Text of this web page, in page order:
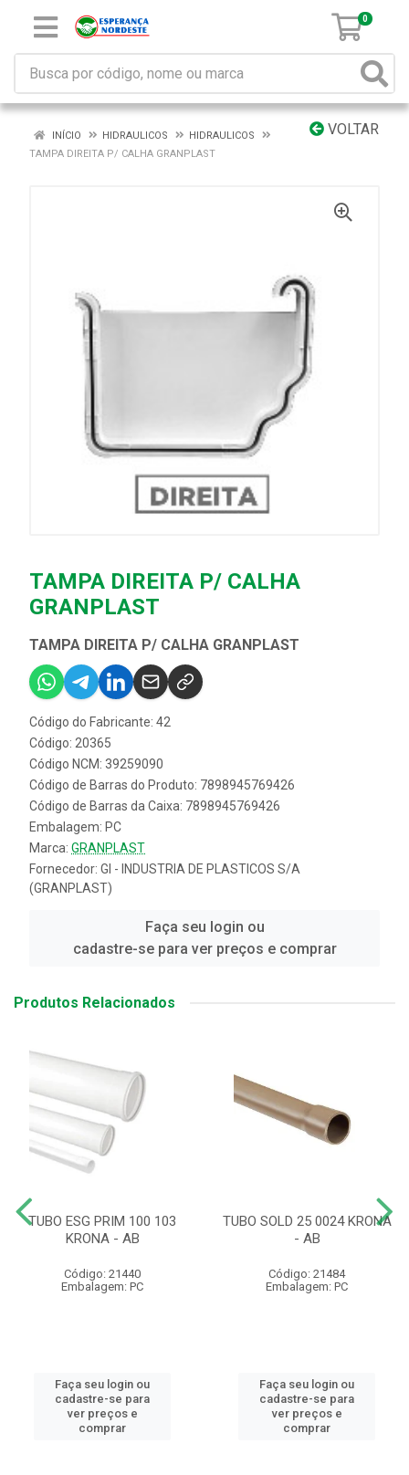
0
VOLTAR
INÍCIO HIDRAULICOS
HIDRAULICOS
TAMPA DIREITA P/ CALHA GRANPLAST
TAMPA DIREITA P/ CALHA
GRANPLAST
TAMPA DIREITA P/ CALHA GRANPLAST
Código do Fabricante: 42
Código: 20365
Código NCM: 39259090
Código de Barras do Produto: 7898945769426
Código de Barras da Caixa: 7898945769426
Embalagem: PC
Marca: GRANPLAST
Fornecedor: GI - INDUSTRIA DE PLASTICOS S/A
(GRANPLAST)
Faça seu login ou
cadastre-se para ver preços e comprar
Produtos Relacionados
TUBO ESG PRIM 100 103
KRONA - AB
Código: 21440
Embalagem: PC
Faça seu login ou
cadastre-se para
ver preços e
comprar
TUBO SOLD 25 0024 KRONA
- AB
Código: 21484
Embalagem: PC
Faça seu login ou
cadastre-se para
ver preços e
comprar